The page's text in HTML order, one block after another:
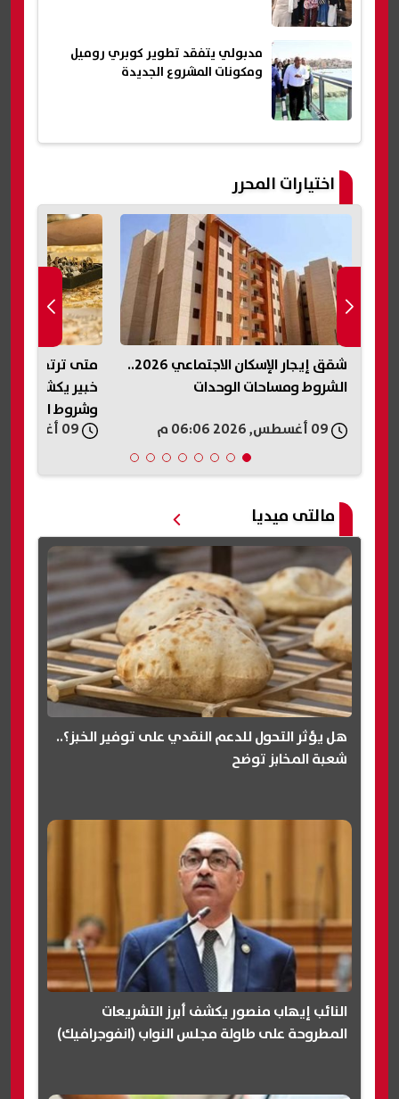
مدبولي يتفقد تطوير كوبري روميل
ومكونات المشروع الجديدة
اختيارات المحرر
شقق إيجار الإسكان الاجتماعي 2026..
الشروط ومساحات الوحدات
متى ترتفع
خبير يكشف
وشروط القفزة
مالتى ميديا
هل يؤثر التحول للدعم النقدي على توفير الخبز؟..
شعبة المخابز توضح
النائب إيهاب منصور يكشف أبرز التشريعات
المطروحة على طاولة مجلس النواب (انفوجرافيك)